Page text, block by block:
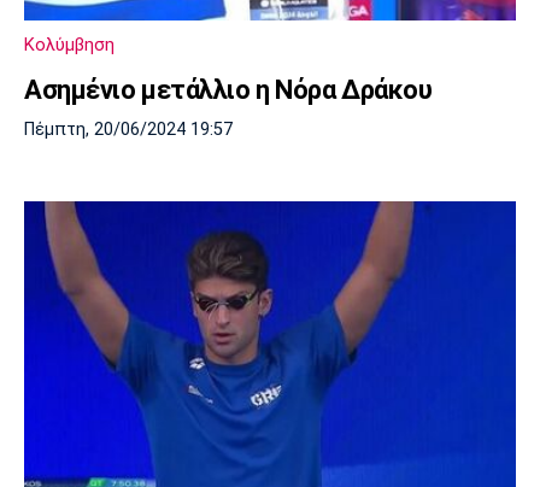
Κολύμβηση
Ασημένιο μετάλλιο η Νόρα Δράκου
Πέμπτη, 20/06/2024 19:57